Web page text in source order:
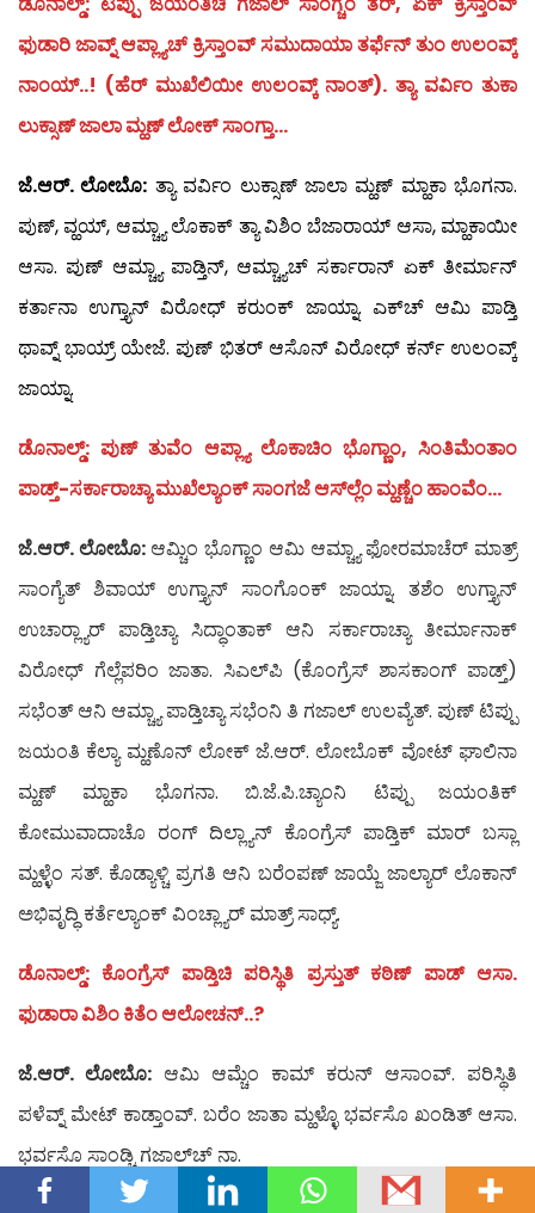
ಫುಡಾರಿ ಜಾವ್ನ್ ಆಪ್ಲ್ಯಾಚ್ ಕ್ರಿಸ್ತಾಂವ್ ಸಮುದಾಯಾ ತರ್ಫೆನ್ ತುಂ ಉಲಂವ್ಕ್
ನಾಂಯ್..! (ಹೆರ್ ಮುಖೆಲಿಯೀ ಉಲಂವ್ಕ್ ನಾಂತ್). ತ್ಯಾ ವರ್ವಿಂ ತುಕಾ
ಲುಕ್ಸಾಣ್ ಜಾಲಾ ಮ್ಹಣ್ ಲೋಕ್ ಸಾಂಗ್ತಾ…
ಜೆ.ಆರ್. ಲೋಬೊ: ತ್ಯಾ ವರ್ವಿಂ ಲುಕ್ಸಾಣ್ ಜಾಲಾ ಮ್ಹಣ್ ಮ್ಹಾಕಾ ಭೊಗನಾ.
ಪುಣ್, ವ್ಹಯ್, ಆಮ್ಚ್ಯಾ ಲೊಕಾಕ್ ತ್ಯಾ ವಿಶಿಂ ಬೆಜಾರಾಯ್ ಆಸಾ, ಮ್ಹಾಕಾಯೀ
ಆಸಾ. ಪುಣ್ ಆಮ್ಚ್ಯಾ ಪಾಡ್ತಿನ್, ಆಮ್ಚ್ಯಾಚ್ ಸರ್ಕಾರಾನ್ ಏಕ್ ತೀರ್ಮಾನ್
ಕರ್ತಾನಾ ಉಗ್ತ್ಯಾನ್ ವಿರೋಧ್ ಕರುಂಕ್ ಜಾಯ್ನಾ. ಎಕ್‍ಚ್ ಆಮಿ ಪಾಡ್ತಿ
ಥಾವ್ನ್ ಭಾಯ್ರ್ ಯೇಜೆ. ಪುಣ್ ಭಿತರ್ ಆಸೊನ್ ವಿರೋಧ್ ಕರ್ನ್ ಉಲಂವ್ಕ್
ಜಾಯ್ನಾ.
ಡೊನಾಲ್ಡ್: ಪುಣ್ ತುವೆಂ ಆಪ್ಲ್ಯಾ ಲೊಕಾಚಿಂ ಭೊಗ್ಣಾಂ, ಸಿಂತಿಮೆಂತಾಂ
ಪಾಡ್ತ್-ಸರ್ಕಾರಾಚ್ಯಾ ಮುಖೆಲ್ಯಾಂಕ್ ಸಾಂಗಜೆ ಆಸ್‍ಲ್ಲೆಂ ಮ್ಹಣ್ಚೆಂ ಹಾಂವೆಂ…
ಜೆ.ಆರ್. ಲೋಬೊ:ಆಮ್ಚಿಂ ಭೊಗ್ಣಾಂ ಆಮಿ ಆಮ್ಚ್ಯಾ ಫೋರಮಾಚೆರ್ ಮಾತ್ರ್
ಸಾಂಗ್ಯೆತ್ ಶಿವಾಯ್ ಉಗ್ತ್ಯಾನ್ ಸಾಂಗೊಂಕ್ ಜಾಯ್ನಾ. ತಶೆಂ ಉಗ್ತ್ಯಾನ್
ಉಚಾರ‍್ಲ್ಯಾರ್ ಪಾಡ್ತಿಚ್ಯಾ ಸಿದ್ಧಾಂತಾಕ್ ಆನಿ ಸರ್ಕಾರಾಚ್ಯಾ ತೀರ್ಮಾನಾಕ್
ವಿರೋಧ್ ಗೆಲ್ಲೆಪರಿಂ ಜಾತಾ. ಸಿಎಲ್‍ಪಿ (ಕೊಂಗ್ರೆಸ್ ಶಾಸಕಾಂಗ್ ಪಾಡ್ತ್)
ಸಭೆಂತ್ ಆನಿ ಆಮ್ಚ್ಯಾ ಪಾಡ್ತಿಚ್ಯಾ ಸಭೆಂನಿ ತಿ ಗಜಾಲ್ ಉಲವ್ಯೆತ್. ಪುಣ್ ಟಿಪ್ಪು
ಜಯಂತಿ ಕೆಲ್ಯಾ ಮ್ಹಣೊನ್ ಲೋಕ್ ಜೆ.ಆರ್. ಲೋಬೊಕ್ ವೋಟ್ ಘಾಲಿನಾ
ಮ್ಹಣ್ ಮ್ಹಾಕಾ ಭೊಗನಾ. ಬಿ.ಜೆ.ಪಿ.ಚ್ಯಾಂನಿ ಟಿಪ್ಪು ಜಯಂತಿಕ್
ಕೋಮುವಾದಾಚೊ ರಂಗ್ ದಿಲ್ಲ್ಯಾನ್ ಕೊಂಗ್ರೆಸ್ ಪಾಡ್ತಿಕ್ ಮಾರ್ ಬಸ್ಲಾ
ಮ್ಹಳ್ಳೆಂ ಸತ್. ಕೊಡ್ಯಾಳ್ಚಿ ಪ್ರಗತಿ ಆನಿ ಬರೆಂಪಣ್ ಜಾಯ್ಜೆ ಜಾಲ್ಯಾರ್ ಲೊಕಾನ್
ಅಭಿವೃದ್ಧಿ ಕರ್ತೆಲ್ಯಾಂಕ್ ವಿಂಚ್ಲ್ಯಾರ್ ಮಾತ್ರ್ ಸಾಧ್ಯ್.
ಡೊನಾಲ್ಡ್: ಕೊಂಗ್ರೆಸ್ ಪಾಡ್ತಿಚಿ ಪರಿಸ್ಥಿತಿ ಪ್ರಸ್ತುತ್ ಕಠಿಣ್ ಪಾಡ್ ಆಸಾ.
ಫುಡಾರಾ ವಿಶಿಂ ಕಿತೆಂ ಆಲೋಚನ್..?
ಜೆ.ಆರ್. ಲೋಬೊ: ಆಮಿ ಆಮ್ಚೆಂ ಕಾಮ್ ಕರುನ್ ಆಸಾಂವ್. ಪರಿಸ್ಥಿತಿ
ಪಳೆವ್ನ್ ಮೇಟ್ ಕಾಡ್ತಾಂವ್. ಬರೆಂ ಜಾತಾ ಮ್ಹಳ್ಳೊ ಭರ್ವಸೊ ಖಂಡಿತ್ ಆಸಾ.
ಭರ್ವಸೊ ಸಾಂಡ್ಚಿ ಗಜಾಲ್‍ಚ್ ನಾ.
Send
Feedback to: budkuloepaper@gmail.com